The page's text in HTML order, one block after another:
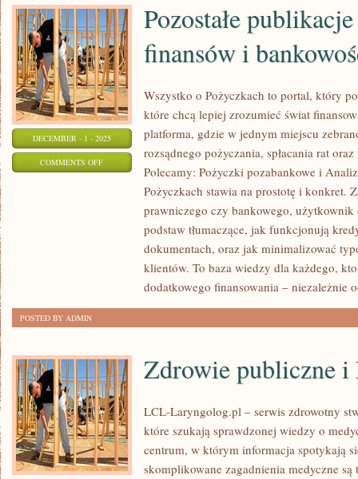
DECEMBER - 1 - 2025
COMMENTS OFFON
Pozostałe
finansów i
Wszystko o Pożyczkach to portal, który
które chcą lepiej zrozumieć świat
platforma, gdzie w jednym miejscu
rozsądnego pożyczania, spłacania rat
Polecamy: Pożyczki pozabankowe i
Pożyczkach stawia na prostotę i konkret.
prawniczego czy bankowego,
podstaw tłumaczące, jak funkcjonują
dokumentach, oraz jak minimalizować
klientów. To baza wiedzy dla każdego,
dodatkowego finansowania – niezależnie
POSTED BY ADMIN
Zdrowie publiczne
LCL-Laryngolog.pl – serwis zdrowotny
które szukają sprawdzonej wiedzy o
centrum, w którym informacja spotykają
skomplikowane zagadnienia medyczne